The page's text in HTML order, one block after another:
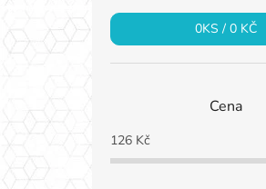
0KS /0 KČ
Cena
126Kč